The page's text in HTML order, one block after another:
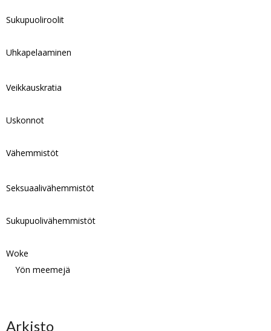
Sukupuoliroolit
Uhkapelaaminen
Veikkauskratia
Uskonnot
Vähemmistöt
Seksuaalivähemmistöt
Sukupuolivähemmistöt
Woke
Yön meemejä
Arkisto